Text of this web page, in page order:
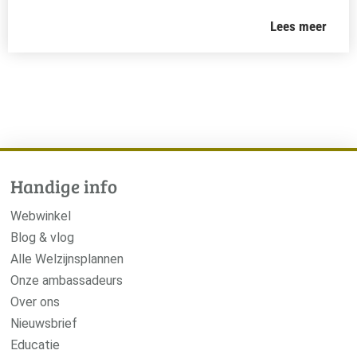
Lees meer
Handige info
Webwinkel
Blog & vlog
Alle Welzijnsplannen
Onze ambassadeurs
Over ons
Nieuwsbrief
Educatie